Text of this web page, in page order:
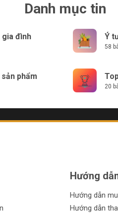
Danh mục tin
gia đình Ý
58
phẩm
20
Hướng
Hướng dẫn
Hướng dẫn